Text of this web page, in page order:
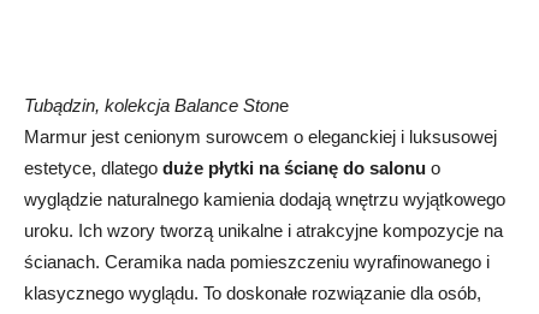
Tubądzin, kolekcja Balance Stone
Marmur jest cenionym surowcem o eleganckiej i luksusowej
estetyce, dlatego duże płytki na ścianę do salonu o
wyglądzie naturalnego kamienia dodają wnętrzu wyjątkowego
uroku. Ich wzory tworzą unikalne i atrakcyjne kompozycje na
ścianach. Ceramika nada pomieszczeniu wyrafinowanego i
klasycznego wyglądu. To doskonałe rozwiązanie dla osób,